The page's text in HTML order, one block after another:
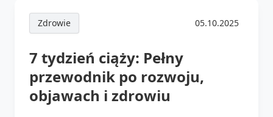
Zdrowie 05.10.2025
7 tydzień ciąży: Pełny
przewodnik po rozwoju,
objawach i zdrowiu